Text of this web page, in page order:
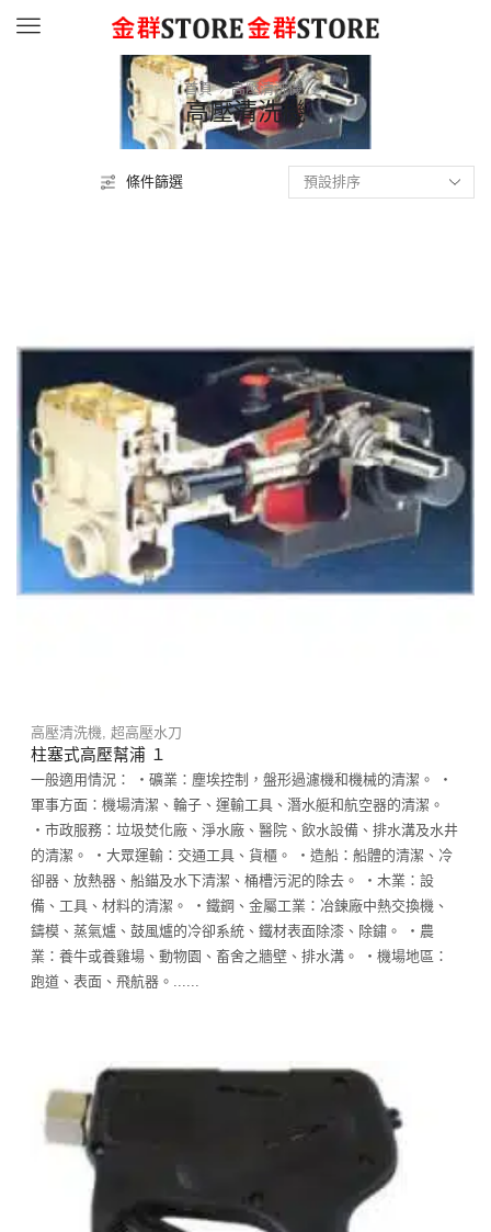
Menu
首頁 高壓清洗機
高壓清洗機
條件篩選
高壓清洗機 超高壓水刀
柱塞式高壓幫浦 １
一般適用情況： ‧礦業：塵埃控制，盤形過濾機和機械的清潔。 ‧
軍事方面：機場清潔、輪子、運輸工具、潛水艇和航空器的清潔。
‧市政服務：垃圾焚化廠、淨水廠、醫院、飲水設備、排水溝及水井
的清潔。 ‧大眾運輸：交通工具、貨櫃。 ‧造船：船體的清潔、冷
卻器、放熱器、船錨及水下清潔、桶槽污泥的除去。 ‧木業：設
備、工具、材料的清潔。 ‧鐵鋼、金屬工業：冶鍊廠中熱交換機、
鑄模、蒸氣爐、鼓風爐的冷卻系統、鐵材表面除漆、除鏽。 ‧農
業：養牛或養雞場、動物園、畜舍之牆壁、排水溝。 ‧機場地區：
跑道、表面、飛航器。......